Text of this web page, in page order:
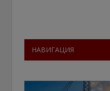
НАВИГАЦИЯ